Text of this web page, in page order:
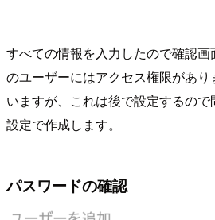
すべての情報を入力したので確認画
のユーザーにはアクセス権限があ
いますが、これは後で設定するの
設定で作成します。
パスワードの確認